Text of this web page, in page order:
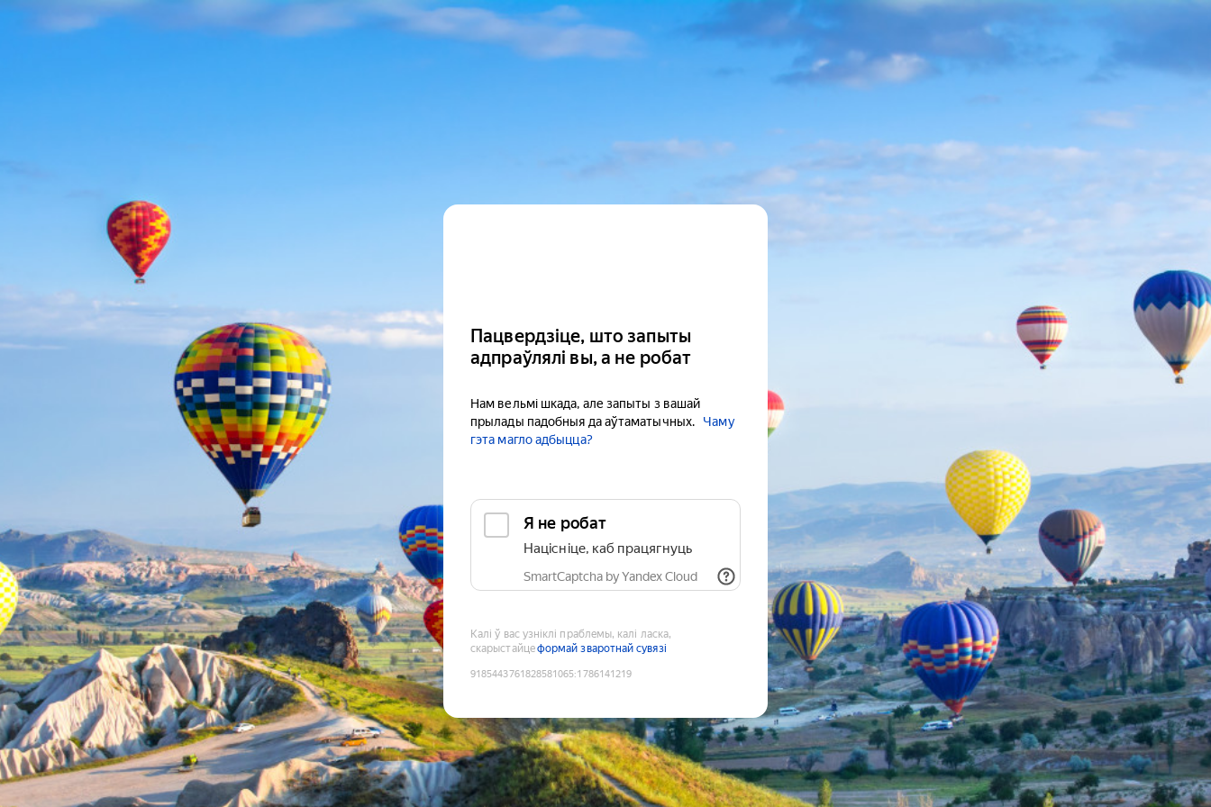
Пацвердзіце, што запыты
адпраўлялі вы, а не робат
Нам вельмі шкада, але запыты з вашай
прылады падобныя да аўтаматычных.
Чаму
гэта магло адбыцца?
Я не робат
Націсніце, каб працягнуць
SmartCaptcha by Yandex Cloud
Калі ў вас узніклі праблемы, калі ласка,
скарыстайцеформай зваротнай сувязі
9185443761828581065:1786141219